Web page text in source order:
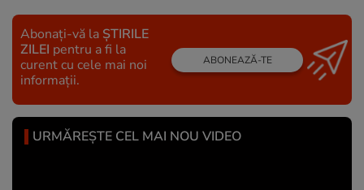
Abonați-vă la ȘTIRILE
ZILEI pentru a fi la
curent cu cele mai noi
informații.
ABONEAZĂ-TE
URMĂREȘTE CEL MAI NOU VIDEO